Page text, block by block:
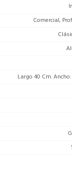
Comercial,
Largo 40 Cm.